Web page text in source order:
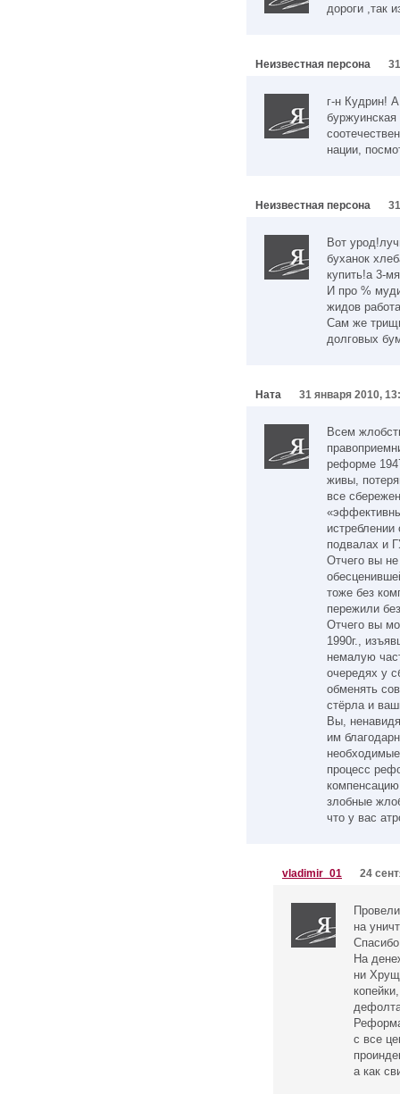
дороги ,так
Неизвестная персона
г-н Кудрин!
нации,
Неизвестная персона
Вот
буханок
купить!а 3-
И про %
жидов
Сам же
долговых
Ната 31 января 2010,
Всем
реформе
живы,
все
истреблении
подвалах и
Отчего вы не
тоже без
пережили
Отчего вы
1990г.,
немалую
очередях у
обменять
стёрла и
Вы,
им
процесс
злобные
что у вас
vladimir_01 24
на
На
ни
с все
а как